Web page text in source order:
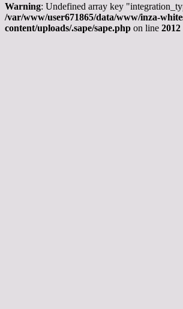
Warning: Undefined array key
/var/www/user671865/data/www/inza-
content/uploads/.sape/sape.php on line 2012